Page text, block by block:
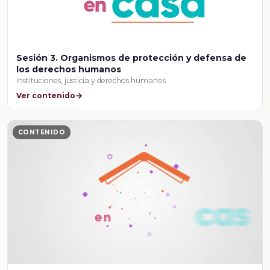
Sesión 3. Organismos de protección y defensa de
los derechos humanos
Instituciones, justicia y derechos humanos
Ver contenido
CONTENIDO